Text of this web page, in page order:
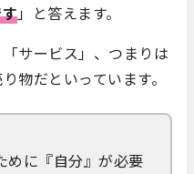
」と答えます。
サービス」、つまりは
物だといっています。
めに『自分』が必要